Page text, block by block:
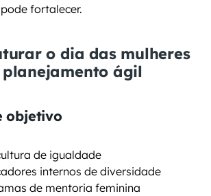
fortalecer.
o dia das mulheres
planejamento ágil
objetivo
de igualdade
internos de diversidade
de mentoria feminina